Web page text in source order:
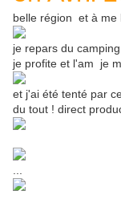
belle région et à me
je repars du
je profite et l'am je
et j'ai été tenté par
du tout ! direct